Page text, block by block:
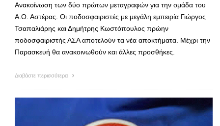
Ανακοίνωση των δύο πρώτων μεταγραφών για την ομάδα του
Α.Ο. Αστέρας. Οι ποδοσφαιριστές με μεγάλη εμπειρία Γιώργος
Τσαπαλιάρης και Δημήτρης Κωστόπουλος πρώην
ποδοσφαιριστής ΑΣΑ αποτελούν τα νέα αποκτήματα. Μέχρι την
Παρασκευή θα ανακοινωθούν και άλλες προσθήκες.
Διαβάστε περισσότερα